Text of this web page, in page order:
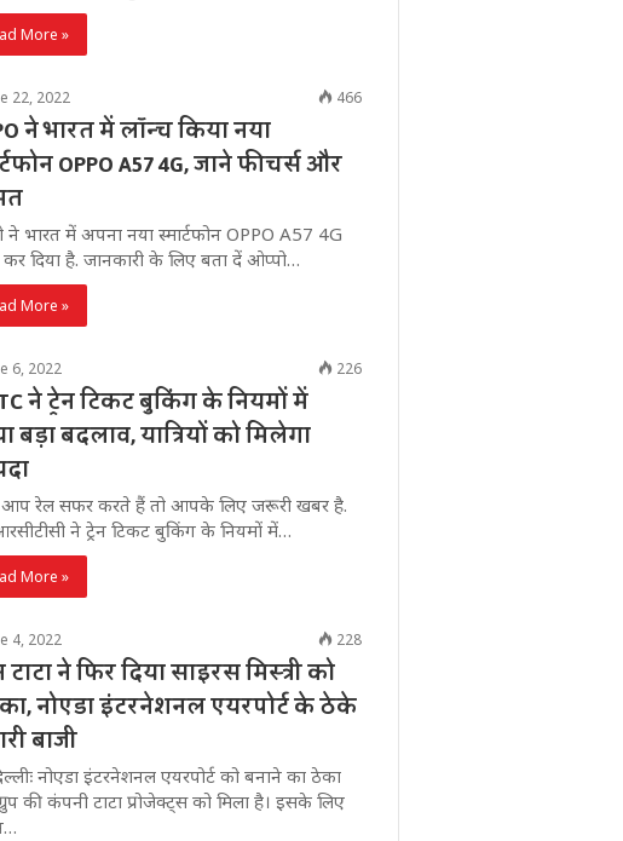
More »
22, 2022 466
ने भारत में लाॅन्च किया नया
OPPO A57 4G, जाने फीचर्स और
ने भारत में अपना नया स्मार्टफोन OPPO A57 4G
कर दिया है. जानकारी के लिए बता दें ओप्पो…
More »
6, 2022 226
ने ट्रेन टिकट बुकिंग के नियमों में
बड़ा बदलाव, यात्रियों को मिलेगा
रेल सफर करते हैं तो आपके लिए जरूरी खबर है.
ने ट्रेन टिकट बुकिंग के नियमों में…
More »
4, 2022 228
ने फिर दिया साइरस मिस्त्री को
नोएडा इंटरनेशनल एयरपोर्ट के ठेके
बाजी
नोएडा इंटरनेशनल एयरपोर्ट को बनाने का ठेका
की कंपनी टाटा प्रोजेक्ट्स को मिला है। इसके लिए